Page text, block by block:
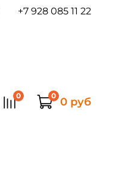
+7 928 085 11 22
0 0 0 руб